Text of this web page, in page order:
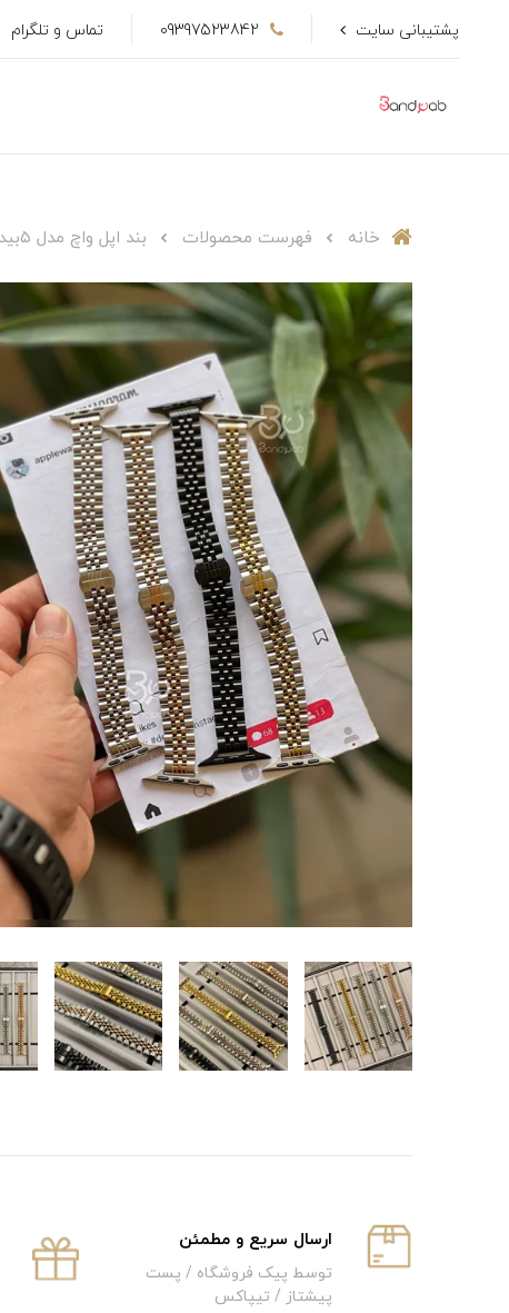
پشتیبانی سایت 09397523842 تماس و تلگرام
خانه فهرست محصولات بند اپل واچ مدل ۵بید باریک BA1087
ارسال سریع و‌ مطمئن
توسط پیک فروشگاه / پست
پیشتاز / تیپاکس